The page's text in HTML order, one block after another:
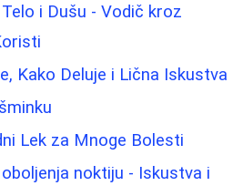
i Dušu - Vodič kroz
Kako Deluje i Lična Iskustva
Lek za Mnoge Bolesti
noktiju - Iskustva i